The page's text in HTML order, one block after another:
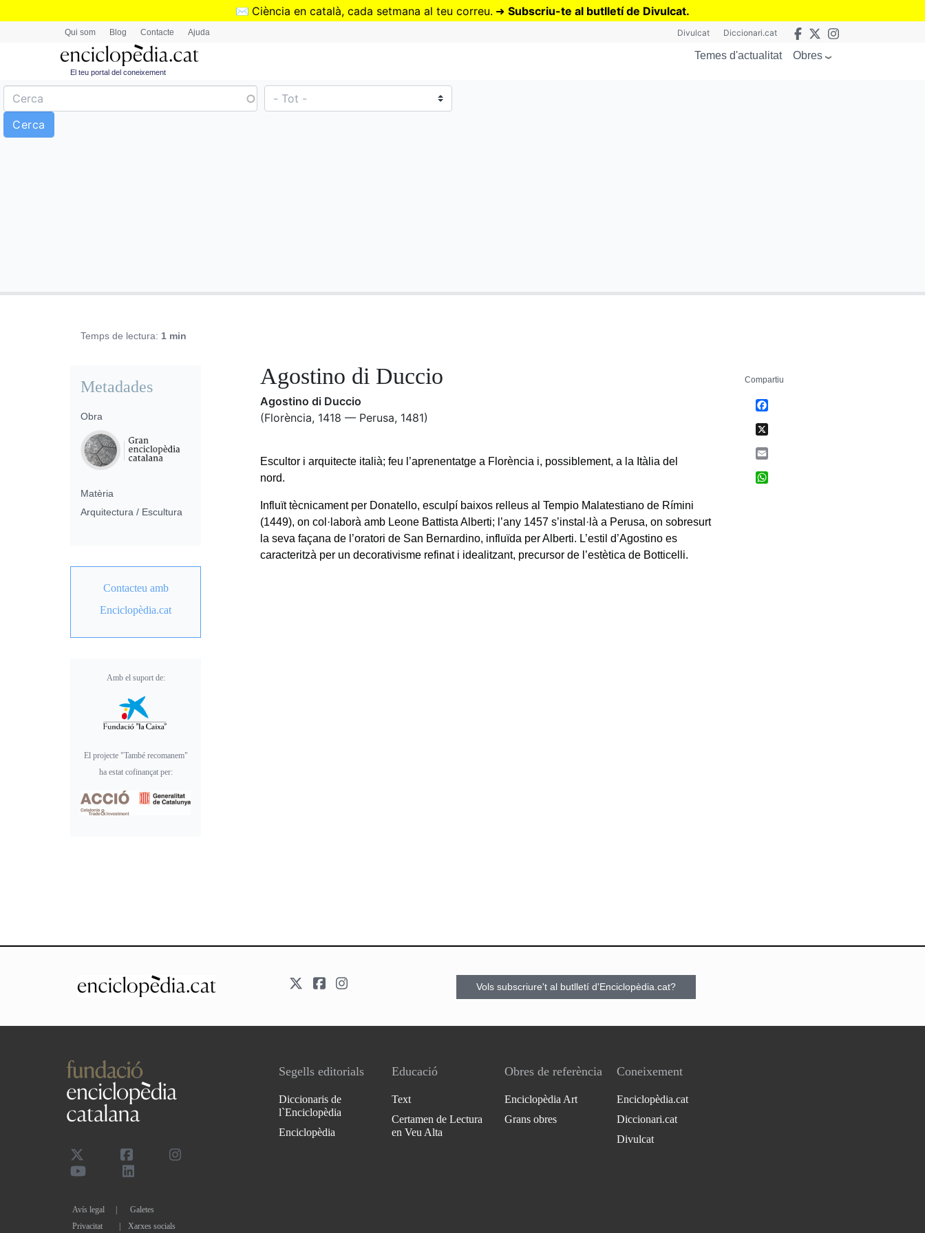
Vés
✉️ Ciència en català, cada setmana al teu correu. ➜ Subscriu-te al butlletí de Divulcat.
Qui som Blog Contacte Ajuda Divulcat Diccionari.cat
El teu portal del coneixement
Temes d'actualitat Obres
Temps de lectura: 1 min
Agostino di Duccio
Agostino di Duccio
(Florència, 1418 — Perusa, 1481)
Escultor i arquitecte italià; feu l’aprenentatge a Florència i, possiblement, a la Itàlia del
nord.
Influït tècnicament per Donatello, esculpí baixos relleus al Tempio Malatestiano de Rímini
(1449), on col·laborà amb Leone Battista Alberti; l’any 1457 s’instal·là a Perusa, on sobresurt
la seva façana de l’oratori de San Bernardino, influïda per Alberti. L’estil d’Agostino es
caracteritzà per un decorativisme refinat i idealitzant, precursor de l’estètica de Botticelli.
Metadades
Obra
Matèria
Arquitectura / Escultura
Contacteu amb
Enciclopèdia.cat
Amb el suport de:
El projecte "També recomanem"
ha estat cofinançat per:
Compartiu
Vols subscriure't al butlletí d'Enciclopèdia.cat?
Avís legal
Galetes
Privacitat
| Xarxes socials
Segells editorials
Diccionaris de
l`Enciclopèdia
Enciclopèdia
Educació
Text
Certamen de Lectura
en Veu Alta
Obres de referència
Enciclopèdia Art
Grans obres
Coneixement
Enciclopèdia.cat
Diccionari.cat
Divulcat